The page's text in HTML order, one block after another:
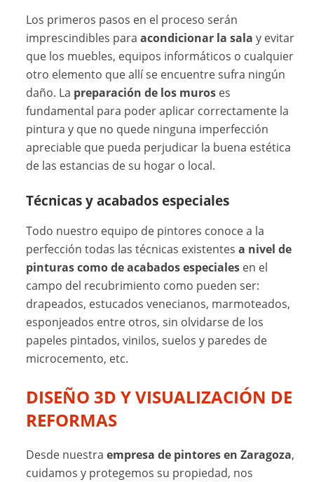
Los primeros pasos en el proceso serán
imprescindibles paraacondicionar la sala y evitar
que los muebles, equipos informáticos o cualquier
otro elemento que allí se encuentre sufra ningún
daño. La preparación de los muros es
fundamental para poder aplicar correctamente la
pintura y que no quede ninguna imperfección
apreciable que pueda perjudicar la buena estética
de las estancias de su hogar o local.
Técnicas y acabados especiales
Todo nuestro equipo de pintores conoce a la
perfección todas las técnicas existentesa nivel de
pinturas como de acabados especiales en el
campo del recubrimiento como pueden ser:
drapeados, estucados venecianos, marmoteados,
esponjeados entre otros, sin olvidarse de los
papeles pintados, vinilos, suelos y paredes de
microcemento, etc.
DISEÑO 3D Y VISUALIZACIÓN DE
REFORMAS
Desde nuestraempresa de pintores en Zaragoza,
cuidamos y protegemos su propiedad, nos